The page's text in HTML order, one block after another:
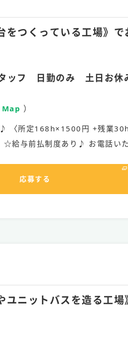
つくっている工場》で
タッフ 日勤のみ 土日お休
）
〈所定168h×1500円 +残業
☆給与前払制度あり♪ お電話い
応募する
ニットバスを造る工場